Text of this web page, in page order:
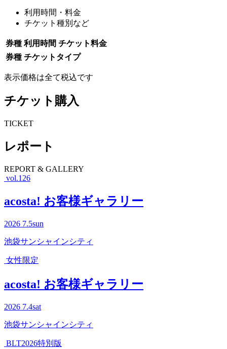
利用時間・料金
チケット種別など
券種 利用時間 チケット料金
券種 チケットタイプ
表示価格は全て税込です
チケット購入
TICKET
レポート
REPORT & GALLERY
vol.126
acosta! お客様ギャラリー
2026 7.5sun
池袋サンシャインシティ
女性限定
acosta! お客様ギャラリー
2026 7.4sat
池袋サンシャインシティ
BLT2026特別版